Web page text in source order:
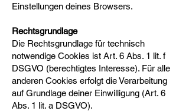
Einstellungen deines Browsers.
Rechtsgrundlage
Die Rechtsgrundlage für technisch
notwendige Cookies ist Art. 6 Abs. 1 lit. f
DSGVO (berechtigtes Interesse). Für alle
anderen Cookies erfolgt die Verarbeitung
auf Grundlage deiner Einwilligung (Art. 6
Abs. 1 lit. a DSGVO).